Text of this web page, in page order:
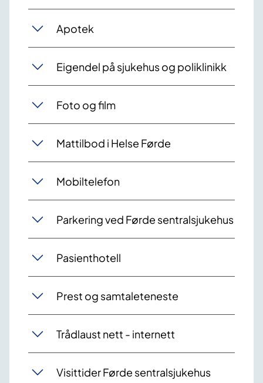
Apotek
Eigendel på sjukehus og poliklinikk
Foto og film
Mattilbod i Helse Førde
Mobiltelefon
Parkering ved Førde sentralsjukehus
Pasienthotell
Prest og samtaleteneste
Trådlaust nett - internett
Visittider Førde sentralsjukehus